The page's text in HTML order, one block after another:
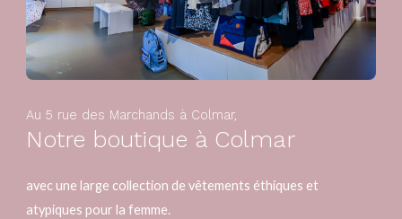
Au 5 rue des Marchands à Colmar,
Notre boutique à Colmar
avec une large collection de vêtements éthiques et
atypiques pour la femme.